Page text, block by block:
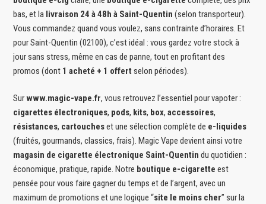
bas, et la livraison 24 à 48h à Saint-Quentin (selon transporteur).
Vous commandez quand vous voulez, sans contrainte d’horaires. Et
pour Saint-Quentin (02100), c’est idéal : vous gardez votre stock à
jour sans stress, même en cas de panne, tout en profitant des
promos (dont 1 acheté + 1 offert selon périodes).
Surwww.magic-vape.fr, vous retrouvez l’essentiel pour vapoter :
cigarettes électroniques, pods, kits, box,accessoires,
résistances, cartoucheset une sélection complète de e-liquides
(fruités, gourmands, classics, frais). Magic Vape devient ainsi votre
magasin de cigarette électronique Saint-Quentin du quotidien :
économique, pratique, rapide. Notre boutique e-cigarette est
pensée pour vous faire gagner du temps et de l’argent, avec un
maximum de promotions et une logique “site le moins cher” sur la